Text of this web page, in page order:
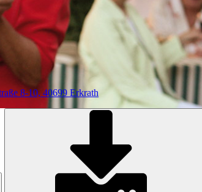
8-10, 40699 Erkrath